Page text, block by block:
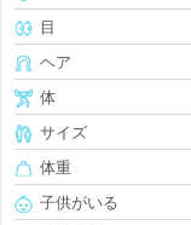
目
ヘア
体
サイズ
体重
子供がいる